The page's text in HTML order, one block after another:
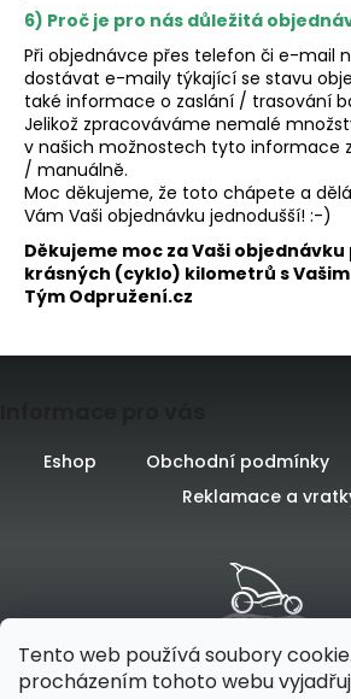
Tento web používá soubory
procházením tohoto webu
6) Proč je pro nás důležitá
Při objednávce přes telefon či e-mail
dostávat e-maily týkající se stavu
také informace o zaslání / trasování
Jelikož zpracováváme nemalé
v našich možnostech tyto informace
/ manuálně.
Moc děkujeme, že toto chápete a
Vám Vaši objednávku jednodušší! :-)
Děkujeme moc za Vaši
krásných (cyklo) kilometrů s
Tým Odpružení.cz
Eshop Obchodní podmínky
Reklamace a